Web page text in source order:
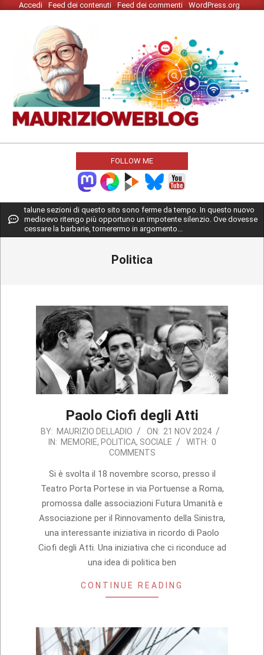
Skip Accedi Feed dei contenuti Feed dei commenti WordPress.org
MAURIZIO
WEBLOG
FOLLOW ME
Primary
Navigation
Menu
talune sezioni di questo sito sono ferme da tempo. In questo nuovo
medioevo ritengo più opportuno un impotente silenzio. Ove dovesse
cessare la barbarie, tornerermo in argomento...
Politica
Paolo Ciofi degli Atti
2024-
BY: MAURIZIO DELLADIO ON: 21 NOV 2024
IN: MEMORIE, POLITICA, SOCIALE WITH: 0
COMMENTS
Si è svolta il 18 novembre scorso, presso il
Teatro Porta Portese in via Portuense a Roma,
promossa dalle associazioni Futura Umanità e
Associazione per il Rinnovamento della Sinistra,
una interessante iniziativa in ricordo di Paolo
Ciofi degli Atti. Una iniziativa che ci riconduce ad
una idea di politica ben
CONTINUE READING